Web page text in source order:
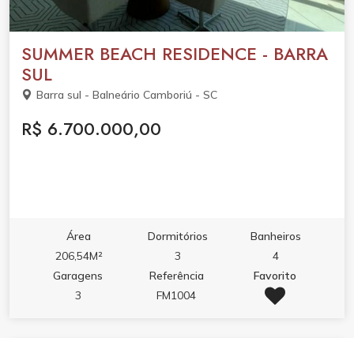
SUMMER BEACH RESIDENCE - BARRA
SUL
Barra sul - Balneário Camboriú - SC
R$ 6.700.000,00
Área
206,54M²
Dormitórios
3
Banheiros
4
Garagens
3
Referência
FM1004
Favorito